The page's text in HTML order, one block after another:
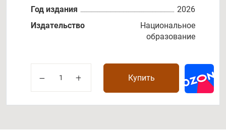
Год издания
2026
Издательство
Национальное
образование
Купить